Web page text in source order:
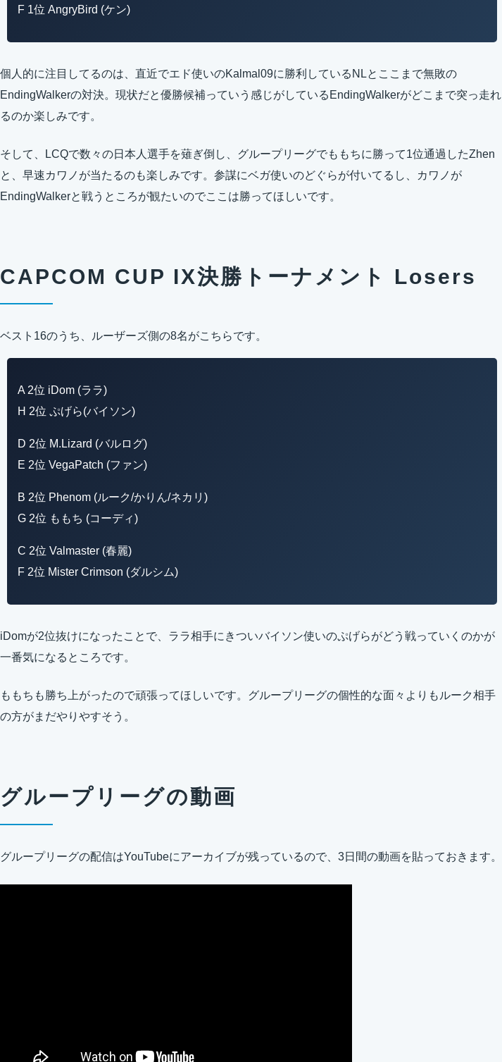
F 1位 AngryBird (ケン)
個人的に注目してるのは、直近でエド使いのKalmal09に勝利しているNLとここまで無敗の
EndingWalkerの対決。現状だと優勝候補っていう感じがしているEndingWalkerがどこまで突っ走れ
るのか楽しみです。
そして、LCQで数々の日本人選手を薙ぎ倒し、グループリーグでももちに勝って1位通過したZhen
と、早速カワノが当たるのも楽しみです。参謀にベガ使いのどぐらが付いてるし、カワノが
EndingWalkerと戦うところが観たいのでここは勝ってほしいです。
CAPCOM CUP IX決勝トーナメント Losers
ベスト16のうち、ルーザーズ側の8名がこちらです。
A 2位 iDom (ララ)
H 2位 ぷげら(バイソン)
D 2位 M.Lizard (バルログ)
E 2位 VegaPatch (ファン)
B 2位 Phenom (ルーク/かりん/ネカリ)
G 2位 ももち (コーディ)
C 2位 Valmaster (春麗)
F 2位 Mister Crimson (ダルシム)
iDomが2位抜けになったことで、ララ相手にきついバイソン使いのぷげらがどう戦っていくのかが
一番気になるところです。
ももちも勝ち上がったので頑張ってほしいです。グループリーグの個性的な面々よりもルーク相手
の方がまだやりやすそう。
グループリーグの動画
グループリーグの配信はYouTubeにアーカイブが残っているので、3日間の動画を貼っておきます。